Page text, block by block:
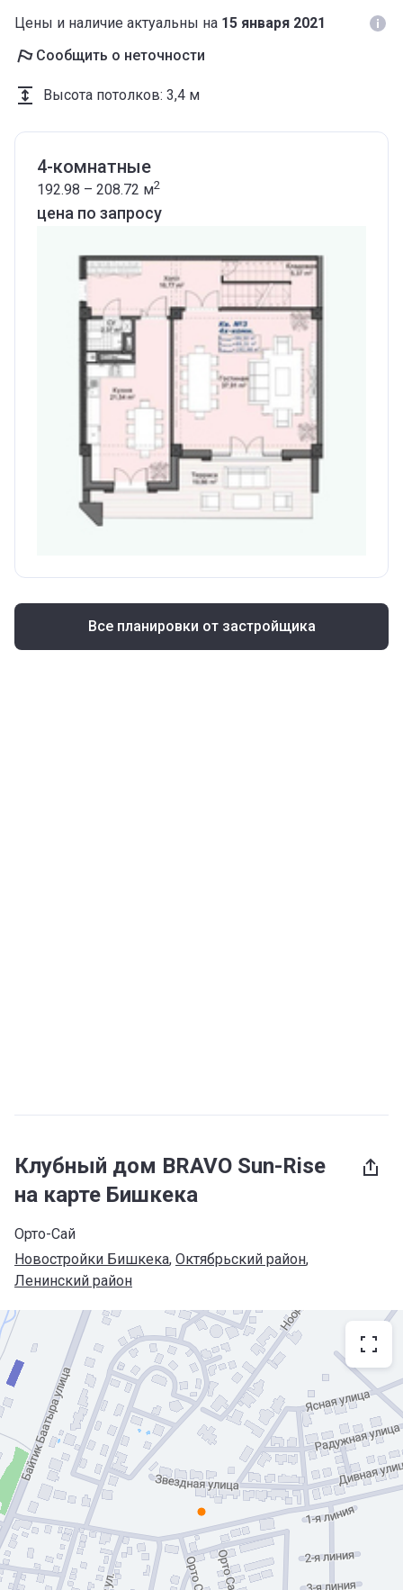
Цены и наличие актуальны на 15 января 2021
Сообщить о неточности
Высота потолков: 3,4 м
4-комнатные
192.98 – 208.72 м2
цена по запросу
Все планировки от застройщика
Клубный дом BRAVO Sun-Rise
на карте Бишкека
Орто-Сай
Новостройки Бишкека, Октябрьский район,
Ленинский район